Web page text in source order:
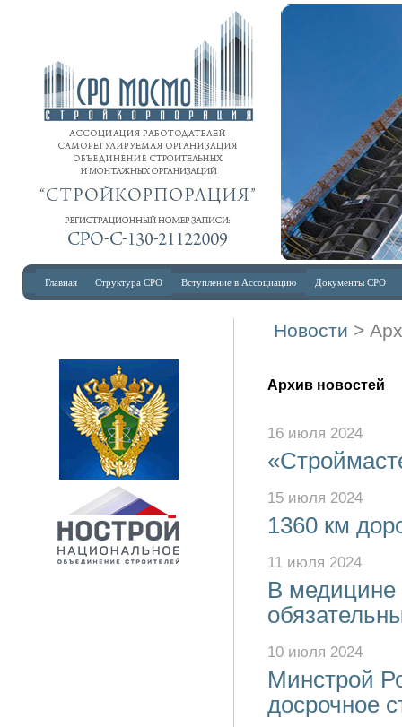
Главная Структура СРО Вступление в Ассоциацию Документы СРО
Новости >
Архив новостей
16 июля 2024
15 июля 2024
1360 км
11 июля 2024
В медицине
10 июля 2024
Минстрой
досрочное